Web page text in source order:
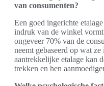
van consumenten?
Een goed ingerichte
indruk van de winkel
ongeveer 70% van de
neemt gebaseerd op wat
aantrekkelijke etalage kan
trekken en hen